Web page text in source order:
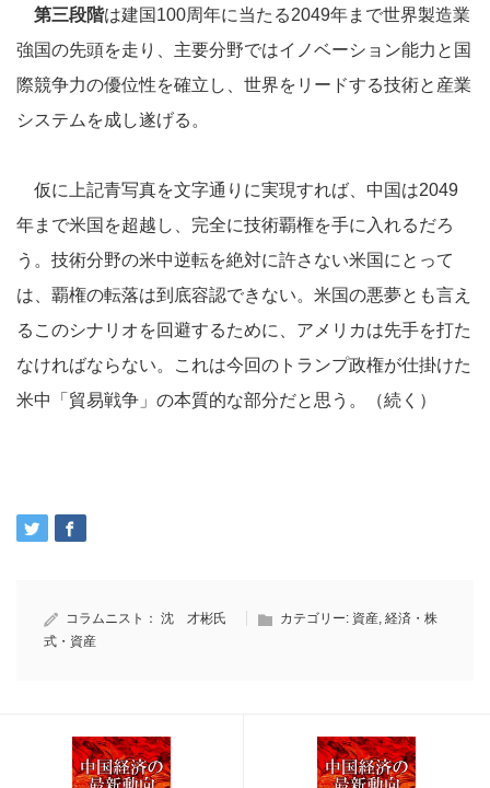
第三段階は建国100周年に当たる2049年まで世界製造業
強国の先頭を走り、主要分野ではイノベーション能力と国
際競争力の優位性を確立し、世界をリードする技術と産業
システムを成し遂げる。
仮に上記青写真を文字通りに実現すれば、中国は2049
年まで米国を超越し、完全に技術覇権を手に入れるだろ
う。技術分野の米中逆転を絶対に許さない米国にとって
は、覇権の転落は到底容認できない。米国の悪夢とも言え
るこのシナリオを回避するために、アメリカは先手を打た
なければならない。これは今回のトランプ政権が仕掛けた
米中「貿易戦争」の本質的な部分だと思う。（続く）
コラムニスト： 沈 才彬氏 カテゴリー: 資産, 経済・株
式・資産